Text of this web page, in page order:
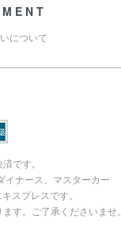
について
です。
イナース、マスターカー
スプレスです。
す。ご了承くださいませ。